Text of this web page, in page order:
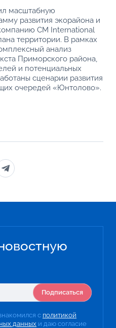
масштабную
развития экорайона и
CM International
территории. В рамках
анализ
Приморского района,
и потенциальных
сценарии развития
очередей «Юнтолово».
Подписаться
с политикой
данных и даю согласие